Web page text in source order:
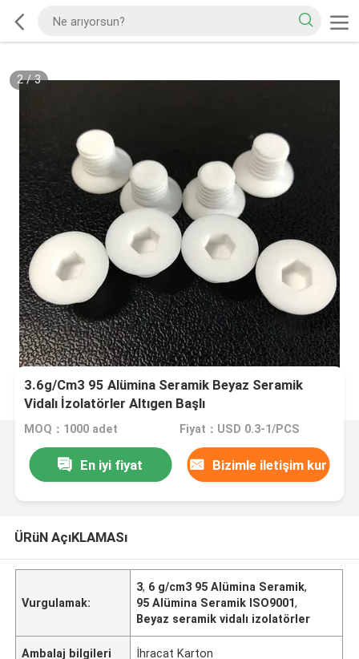
2/3
3.6g/Cm3 95 Alümina Seramik Beyaz Seramik
Vidalı İzolatörler Altıgen Başlı
MOQ：1000 adet Fiyat：USD 0.3-1/PCS
En iyi fiyat Bizimle iletişim kur
ÜRüN AçıKLAMASı
Vurgulamak:
3, 6 g/cm3 95 Alümina Seramik,
95 Alümina Seramik ISO9001,
Beyaz seramik vidalı izolatörler
Ambalaj bilgileri İhracat Karton